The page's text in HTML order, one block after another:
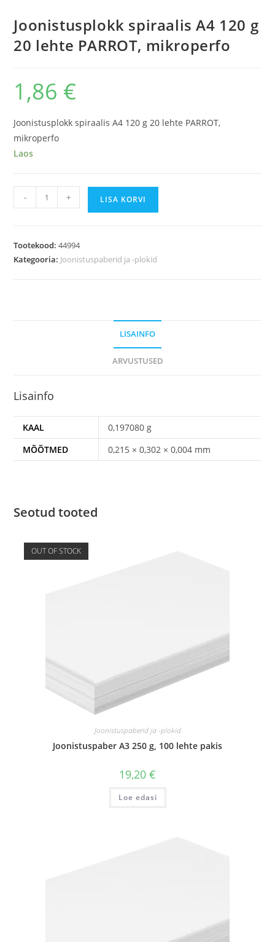
Joonistusplokk spiraalis A4 120 g
20 lehte PARROT, mikroperfo
1,86 €
Joonistusplokk spiraalis A4 120 g 20 lehte PARROT,
mikroperfo
Laos
Joonistusplokk
spiraalis
g
- + LISA KORVI
Tootekood:44994
Kategooria: Joonistuspaberid ja -plokid
LISAINFO
ARVUSTUSED
Lisainfo
KAAL
0,197080 g
MÕÕTMED
0,215 × 0,302 × 0,004 mm
Seotud tooted
OUT OF STOCK
Joonistuspaberid ja -plokid
Joonistuspaber A3 250 g, 100 lehte pakis
19,20 €
Loe edasi